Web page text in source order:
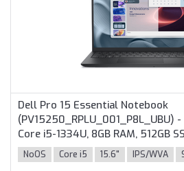
Dell Pro 15 Essential Notebook
(PV15250_RPLU_001_P8L_UBU)
Core i5-1334U, 8GB RAM, 512GB
billentyűzet, Operációs rendszer
Fekete színben
NoOS Core i5 15.6" IPS/WVA